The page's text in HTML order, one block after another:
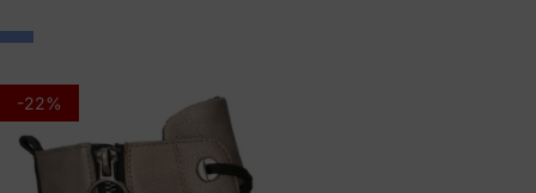
-22%